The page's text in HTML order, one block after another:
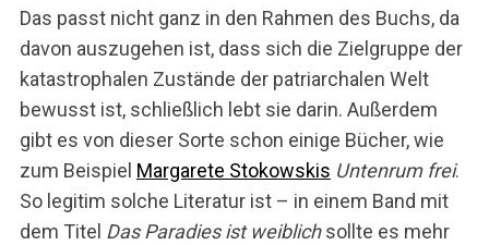
Das passt nicht ganz in den Rahmen des Buchs, da
davon auszugehen ist, dass sich die Zielgruppe der
katastrophalen Zustände der patriarchalen Welt
bewusst ist, schließlich lebt sie darin. Außerdem
gibt es von dieser Sorte schon einige Bücher, wie
zum Beispiel Margarete Stokowskis Untenrum frei.
So legitim solche Literatur ist – in einem Band mit
dem Titel Das Paradies ist weiblichsollte es mehr